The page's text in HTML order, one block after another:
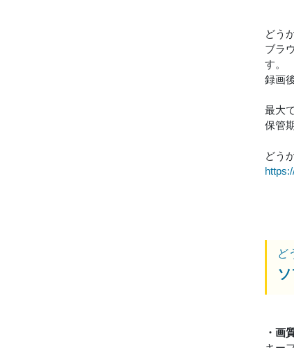
どう
ブラ
す。
録画
最大
保管
どう
ど
・画